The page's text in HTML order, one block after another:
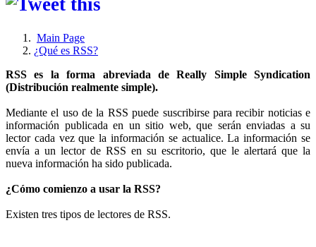
Main Page
¿Qué es RSS?
RSS es la forma abreviada de Really Simple Syndication
(Distribución realmente simple).
Mediante el uso de la RSS puede suscribirse para recibir noticias e
información publicada en un sitio web, que serán enviadas a su
lector cada vez que la información se actualice. La información se
envía a un lector de RSS en su escritorio, que le alertará que la
nueva información ha sido publicada.
¿Cómo comienzo a usar la RSS?
Existen tres tipos de lectores de RSS.